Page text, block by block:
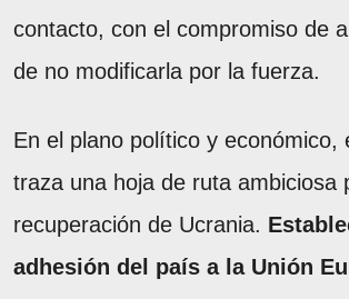
contacto, con el compromiso de
de no modificarla por la fuerza.
En el plano político y económico,
traza una hoja de ruta ambiciosa
recuperación de Ucrania.
adhesión del país a la Unión